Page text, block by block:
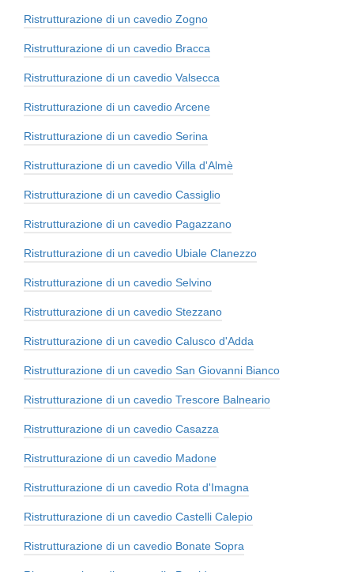
Ristrutturazione di un cavedio Zogno
Ristrutturazione di un cavedio Bracca
Ristrutturazione di un cavedio Valsecca
Ristrutturazione di un cavedio Arcene
Ristrutturazione di un cavedio Serina
Ristrutturazione di un cavedio Villa d'Almè
Ristrutturazione di un cavedio Cassiglio
Ristrutturazione di un cavedio Pagazzano
Ristrutturazione di un cavedio Ubiale Clanezzo
Ristrutturazione di un cavedio Selvino
Ristrutturazione di un cavedio Stezzano
Ristrutturazione di un cavedio Calusco d'Adda
Ristrutturazione di un cavedio San Giovanni Bianco
Ristrutturazione di un cavedio Trescore Balneario
Ristrutturazione di un cavedio Casazza
Ristrutturazione di un cavedio Madone
Ristrutturazione di un cavedio Rota d'Imagna
Ristrutturazione di un cavedio Castelli Calepio
Ristrutturazione di un cavedio Bonate Sopra